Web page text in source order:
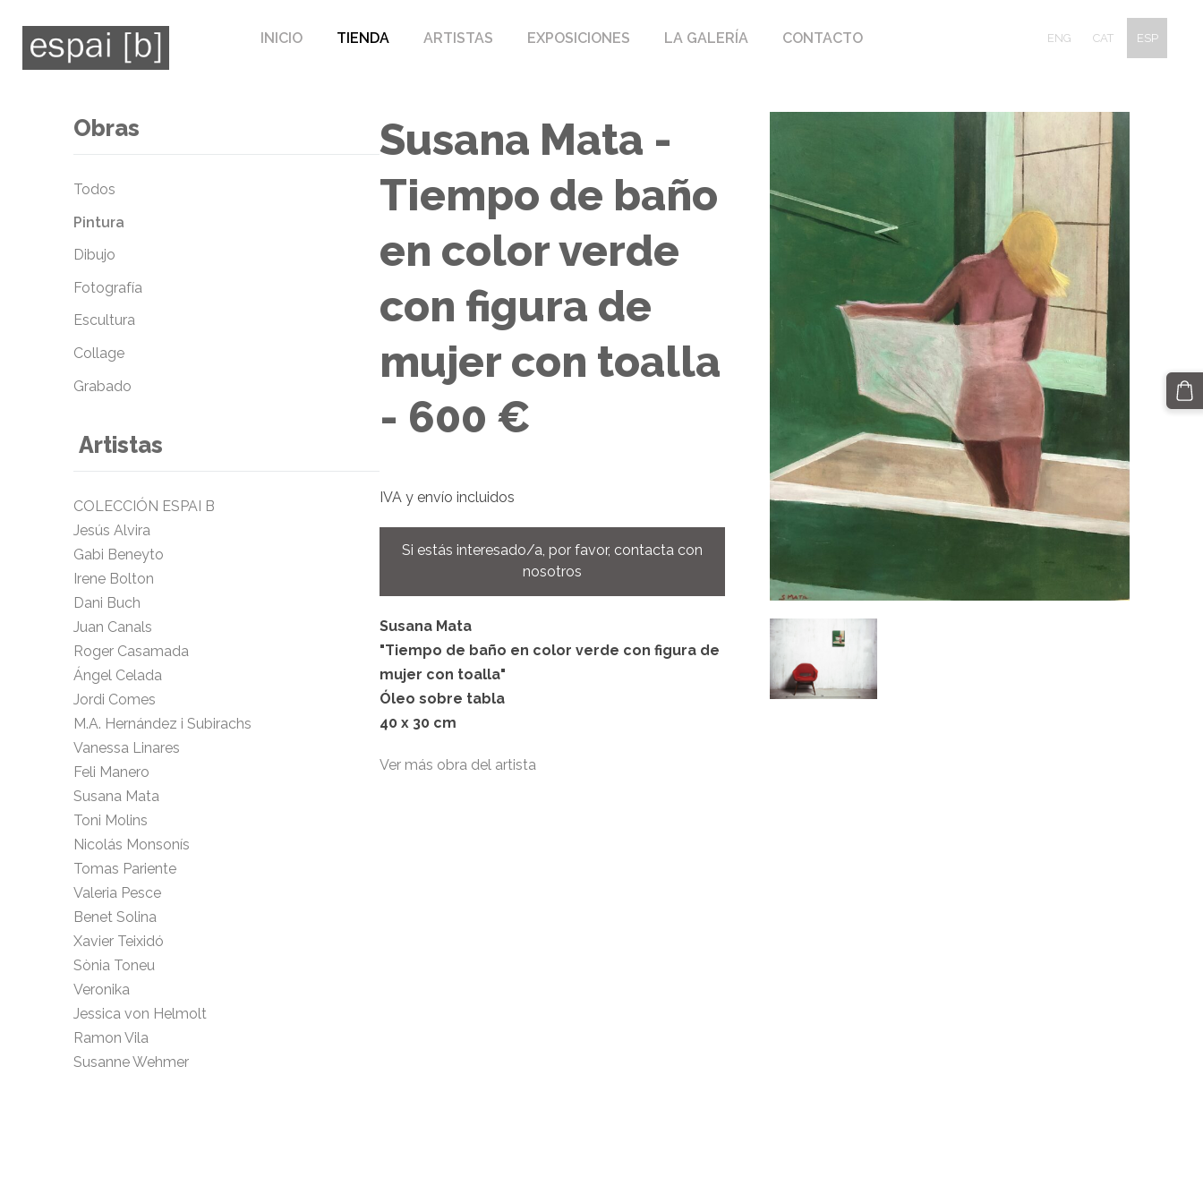
INICIO TIENDA ARTISTAS EXPOSICIONES LA GALERÍA CONTACTO ENG CAT ESP
Obras
Todos
Pintura
Dibujo
Fotografía
Escultura
Collage
Grabado
Artistas
COLECCIÓN ESPAI B
Jesús Alvira
Gabi Beneyto
Irene Bolton
Dani Buch
Juan Canals
Roger Casamada
Ángel Celada
Jordi Comes
M.A. Hernández i Subirachs
Vanessa Linares
Feli Manero
Susana Mata
Toni Molins
Nicolás Monsonís
Tomas Pariente
Valeria Pesce
Benet Solina
Xavier Teixidó
Sònia Toneu
Veronika
Jessica von Helmolt
Ramon Vila
Susanne Wehmer
Susana Mata -
Tiempo de baño
en color verde
con figura de
mujer con toalla
- 600 €
IVA y envío incluidos
Si estás interesado/a, por favor, contacta con
nosotros
Susana Mata
"Tiempo de baño en color verde con figura de
mujer con toalla"
Óleo sobre tabla
40 x 30 cm
Ver más obra del artista